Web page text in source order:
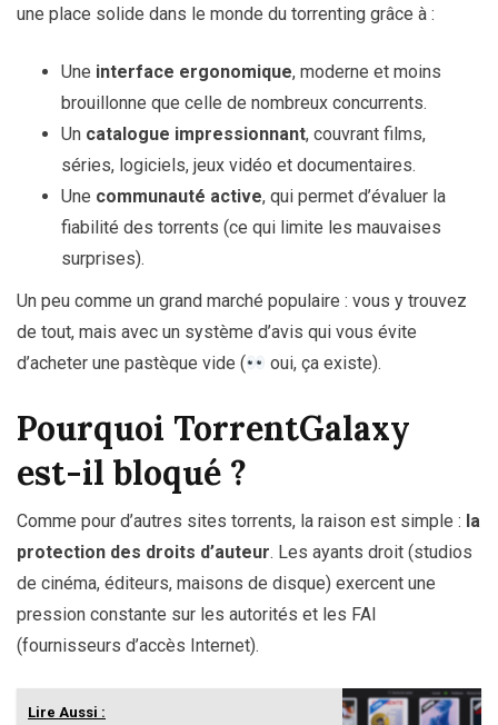
une place solide dans le monde du torrenting grâce à :
Une interface ergonomique, moderne et moins
brouillonne que celle de nombreux concurrents.
Un catalogue impressionnant, couvrant films,
séries, logiciels, jeux vidéo et documentaires.
Une communauté active, qui permet d’évaluer la
fiabilité des torrents (ce qui limite les mauvaises
surprises).
Un peu comme un grand marché populaire : vous y trouvez
de tout, mais avec un système d’avis qui vous évite
d’acheter une pastèque vide (
oui, ça existe).
Pourquoi TorrentGalaxy
est-il bloqué ?
Comme pour d’autres sites torrents, la raison est simple : la
protection des droits d’auteur. Les ayants droit (studios
de cinéma, éditeurs, maisons de disque) exercent une
pression constante sur les autorités et les FAI
(fournisseurs d’accès Internet).
Lire Aussi :